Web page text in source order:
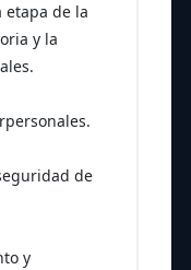
etapa de la
y la
de
y